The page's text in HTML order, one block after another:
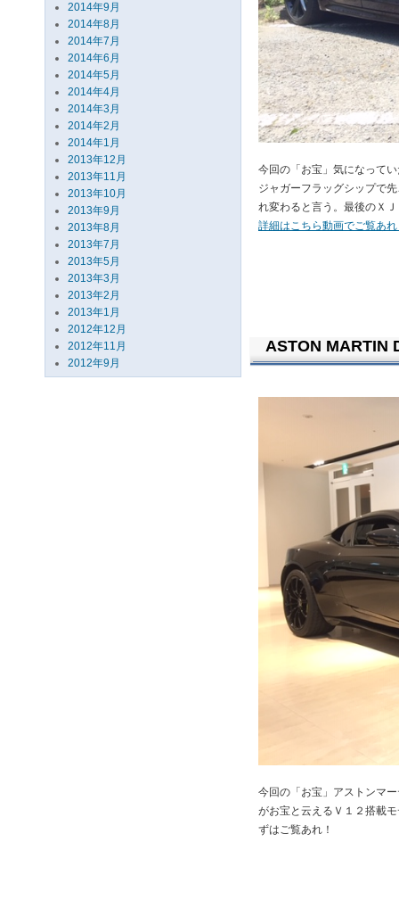
2014年9月
2014年8月
2014年7月
2014年6月
2014年5月
2014年4月
2014年3月
2014年2月
2014年1月
2013年12月
2013年11月
2013年10月
2013年9月
2013年8月
2013年7月
2013年5月
2013年3月
2013年2月
2013年1月
2012年12月
2012年11月
2012年9月
今回の「お宝」気になって
ジャガーフラッグシップで
れ変わると言う。最後のＸ
詳細はこちら動画でご覧あ
ASTON MARTIN
今回の「お宝」アストンマ
がお宝と云えるＶ１２搭載
ずはご覧あれ！